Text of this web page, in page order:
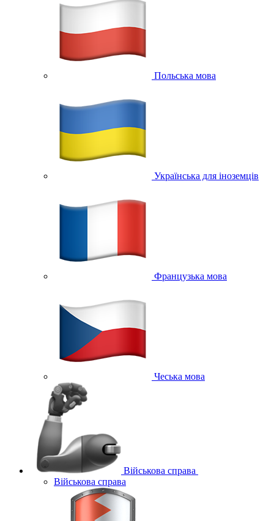
Польська мова
Українська для іноземців
Французька мова
Чеська мова
Військова справа
Військова справа